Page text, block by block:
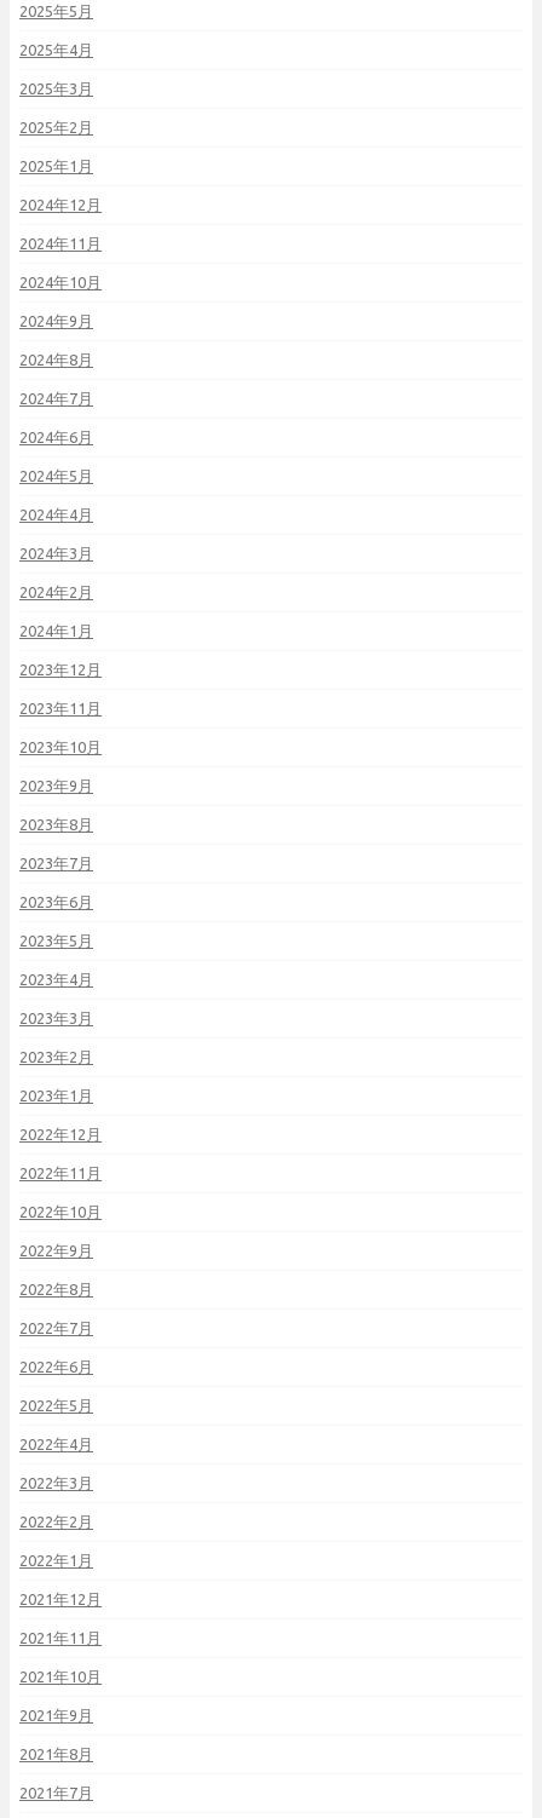
2025年5月
2025年4月
2025年3月
2025年2月
2025年1月
2024年12月
2024年11月
2024年10月
2024年9月
2024年8月
2024年7月
2024年6月
2024年5月
2024年4月
2024年3月
2024年2月
2024年1月
2023年12月
2023年11月
2023年10月
2023年9月
2023年8月
2023年7月
2023年6月
2023年5月
2023年4月
2023年3月
2023年2月
2023年1月
2022年12月
2022年11月
2022年10月
2022年9月
2022年8月
2022年7月
2022年6月
2022年5月
2022年4月
2022年3月
2022年2月
2022年1月
2021年12月
2021年11月
2021年10月
2021年9月
2021年8月
2021年7月